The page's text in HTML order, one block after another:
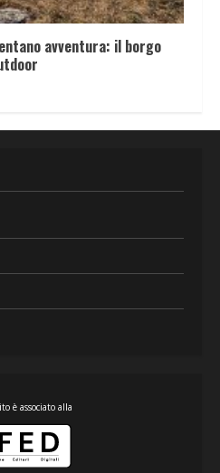
avventura: il borgo
è associato alla